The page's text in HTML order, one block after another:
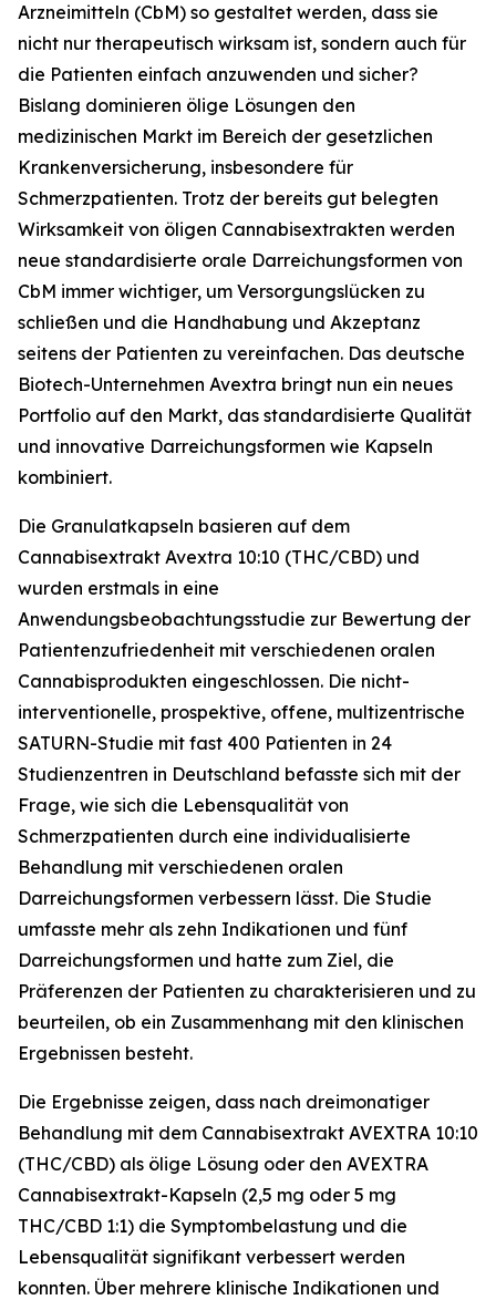
Arzneimitteln (CbM) so gestaltet werden, dass sie
nicht nur therapeutisch wirksam ist, sondern auch für
die Patienten einfach anzuwenden und sicher?
Bislang dominieren ölige Lösungen den
medizinischen Markt im Bereich der gesetzlichen
Krankenversicherung, insbesondere für
Schmerzpatienten. Trotz der bereits gut belegten
Wirksamkeit von öligen Cannabisextrakten werden
neue standardisierte orale Darreichungsformen von
CbM immer wichtiger, um Versorgungslücken zu
schließen und die Handhabung und Akzeptanz
seitens der Patienten zu vereinfachen. Das deutsche
Biotech-Unternehmen Avextra bringt nun ein neues
Portfolio auf den Markt, das standardisierte Qualität
und innovative Darreichungsformen wie Kapseln
kombiniert.
Die Granulatkapseln basieren auf dem
Cannabisextrakt Avextra 10:10 (THC/CBD) und
wurden erstmals in eine
Anwendungsbeobachtungsstudie zur Bewertung der
Patientenzufriedenheit mit verschiedenen oralen
Cannabisprodukten eingeschlossen. Die nicht-
interventionelle, prospektive, offene, multizentrische
SATURN-Studie mit fast 400 Patienten in 24
Studienzentren in Deutschland befasste sich mit der
Frage, wie sich die Lebensqualität von
Schmerzpatienten durch eine individualisierte
Behandlung mit verschiedenen oralen
Darreichungsformen verbessern lässt. Die Studie
umfasste mehr als zehn Indikationen und fünf
Darreichungsformen und hatte zum Ziel, die
Präferenzen der Patienten zu charakterisieren und zu
beurteilen, ob ein Zusammenhang mit den klinischen
Ergebnissen besteht.
Die Ergebnisse zeigen, dass nach dreimonatiger
Behandlung mit dem Cannabisextrakt AVEXTRA 10:10
(THC/CBD) als ölige Lösung oder den AVEXTRA
Cannabisextrakt-Kapseln (2,5 mg oder 5 mg
THC/CBD 1:1) die Symptombelastung und die
Lebensqualität signifikant verbessert werden
konnten. Über mehrere klinische Indikationen und